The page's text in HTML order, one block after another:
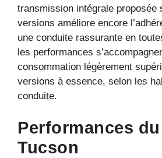
transmission intégrale proposée
versions améliore encore
une conduite rassurante en
les performances
consommation légèrement
versions à essence, selon les
conduite.
Performances
Tucson